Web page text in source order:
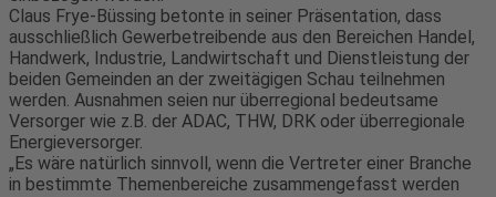
Claus Frye-Büssing betonte in seiner Präsentation, dass
ausschließlich Gewerbetreibende aus den Bereichen Handel,
Handwerk, Industrie, Landwirtschaft und Dienstleistung der
beiden Gemeinden an der zweitägigen Schau teilnehmen
werden. Ausnahmen seien nur überregional bedeutsame
Versorger wie z.B. der ADAC, THW, DRK oder überregionale
Energieversorger.
„Es wäre natürlich sinnvoll, wenn die Vertreter einer Branche
in bestimmte Themenbereiche zusammengefasst werden